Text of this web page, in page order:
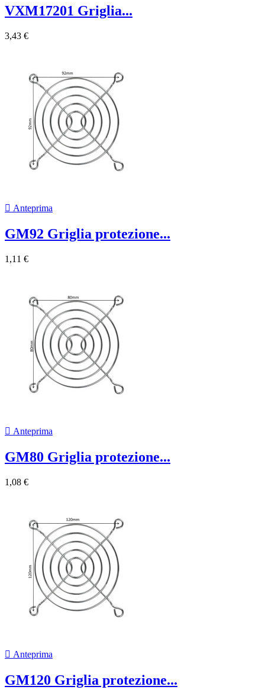
VXM17201 Griglia...
3,43 €
 Anteprima
GM92 Griglia protezione...
1,11 €
 Anteprima
GM80 Griglia protezione...
1,08 €
 Anteprima
GM120 Griglia protezione...